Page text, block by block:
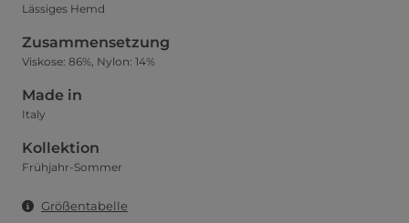
Lässiges Hemd
Zusammensetzung
Viskose: 86%, Nylon: 14%
Made in
Italy
Kollektion
Frühjahr-Sommer
Größentabelle